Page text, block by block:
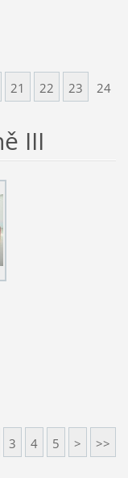
21 22 23 24
III
3 4 5 > >>